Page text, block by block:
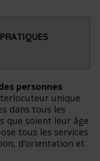
personnes
unique
dans tous les
que soient leur âge
tous les services
d’orientation et